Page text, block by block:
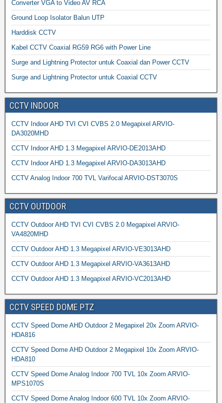
Converter VGA to Video AV RCA
Ground Loop Isolator Balun UTP
Harddisk CCTV
Kabel CCTV Coaxial RG59 RG6 with Power Line
Surge and Lightning Protector untuk Coaxial dan Power CCTV
Surge and Lightning Protector untuk Coaxial CCTV
CCTV INDOOR
CCTV Indoor AHD TVI CVI CVBS 2.0 Megapixel ARVIO-
DA3020MHD
CCTV Indoor AHD 1.3 Megapixel ARVIO-DE2013AHD
CCTV Indoor AHD 1.3 Megapixel ARVIO-DA3013AHD
CCTV Analog Indoor 700 TVL Varifocal ARVIO-DST3070S
CCTV OUTDOOR
CCTV Outdoor AHD TVI CVI CVBS 2.0 Megapixel ARVIO-
VA4820MHD
CCTV Outdoor AHD 1.3 Megapixel ARVIO-VE3013AHD
CCTV Outdoor AHD 1.3 Megapixel ARVIO-VA3613AHD
CCTV Outdoor AHD 1.3 Megapixel ARVIO-VC2013AHD
CCTV SPEED DOME PTZ
CCTV Speed Dome AHD Outdoor 2 Megapixel 20x Zoom ARVIO-
HDA816
CCTV Speed Dome AHD Outdoor 2 Megapixel 10x Zoom ARVIO-
HDA810
CCTV Speed Dome Analog Indoor 700 TVL 10x Zoom ARVIO-
MPS1070S
CCTV Speed Dome Analog Indoor 600 TVL 10x Zoom ARVIO-